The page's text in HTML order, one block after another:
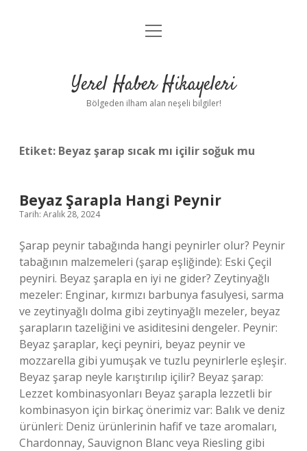
Anasayfa
Yasal Uyarı
menüyü
Yerel Haber Hikayeleri
Bölgeden ilham alan neşeli bilgiler!
Etiket: Beyaz şarap sıcak mı içilir soğuk mu
Beyaz Şarapla Hangi Peynir
Tarih: Aralık 28, 2024
Şarap peynir tabağında hangi peynirler olur? Peynir
tabağının malzemeleri (şarap eşliğinde): Eski Çeçil
peyniri. Beyaz şarapla en iyi ne gider? Zeytinyağlı
mezeler: Enginar, kırmızı barbunya fasulyesi, sarma
ve zeytinyağlı dolma gibi zeytinyağlı mezeler, beyaz
şarapların tazeliğini ve asiditesini dengeler. Peynir:
Beyaz şaraplar, keçi peyniri, beyaz peynir ve
mozzarella gibi yumuşak ve tuzlu peynirlerle eşleşir.
Beyaz şarap neyle karıştırılıp içilir? Beyaz şarap:
Lezzet kombinasyonları Beyaz şarapla lezzetli bir
kombinasyon için birkaç önerimiz var: Balık ve deniz
ürünleri: Deniz ürünlerinin hafif ve taze aromaları,
Chardonnay, Sauvignon Blanc veya Riesling gibi